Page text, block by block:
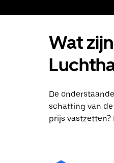
Wat
De
schatting van
prijs vastzetten?